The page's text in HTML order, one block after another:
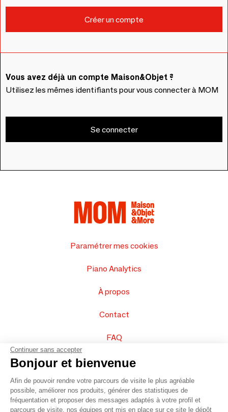
Vous avez déjà un compte Maison&Objet ?
Utilisez les mêmes identifiants pour vous connecter à MOM
Se connecter
Paramétrer mes cookies
Piano Analytics
À propos
Contact
FAQ
Vendez vos produits
Plan du site
Continuer sans accepter
Bonjour et bienvenue
Afin de pouvoir rendre votre parcours de visite le plus agréable
possible, améliorer nos produits, générer des statistiques de
fréquentation et proposer des messages adaptés à votre profil et
parcours de visite, nos équipes ont mis en place sur ce site le dépôt